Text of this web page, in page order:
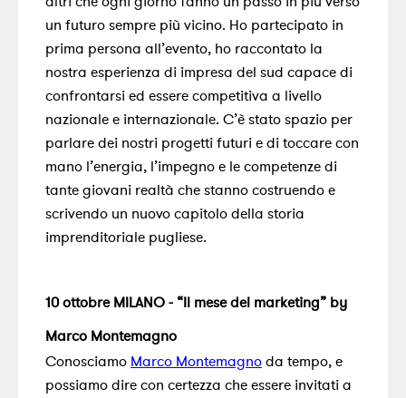
un futuro sempre più vicino. Ho partecipato in
prima persona all’evento, ho raccontato la
nostra esperienza di impresa del sud capace di
confrontarsi ed essere competitiva a livello
nazionale e internazionale. C’è stato spazio per
parlare dei nostri progetti futuri e di toccare con
mano l’energia, l’impegno e le competenze di
tante giovani realtà che stanno costruendo e
scrivendo un nuovo capitolo della storia
imprenditoriale pugliese.
10 ottobre MILANO - “Il mese del marketing” by
Marco Montemagno
Conosciamo Marco Montemagno da tempo, e
possiamo dire con certezza che essere invitati a